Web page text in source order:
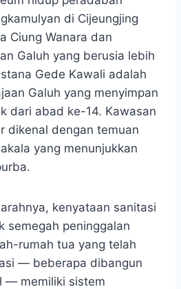
di Cijeungjing
Ciung Wanara dan
Galuh yang berusia lebih
Gede Kawali adalah
Galuh yang menyimpan
dari abad ke-14. Kawasan
dikenal dengan temuan
yang menunjukkan
kenyataan sanitasi
semegah peninggalan
rumah tua yang telah
— beberapa dibangun
— memiliki sistem